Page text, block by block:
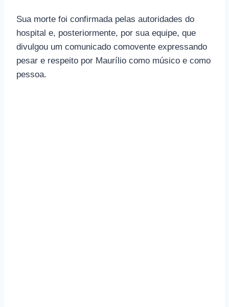
Sua morte foi confirmada pelas autoridades do
hospital e, posteriormente, por sua equipe, que
divulgou um comunicado comovente expressando
pesar e respeito por Maurílio como músico e como
pessoa.